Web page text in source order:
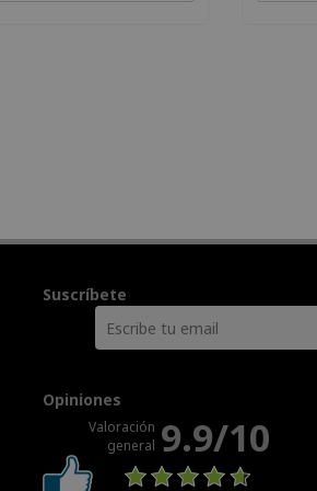
Suscríbete
Opiniones
Valoración
general 9.9/10